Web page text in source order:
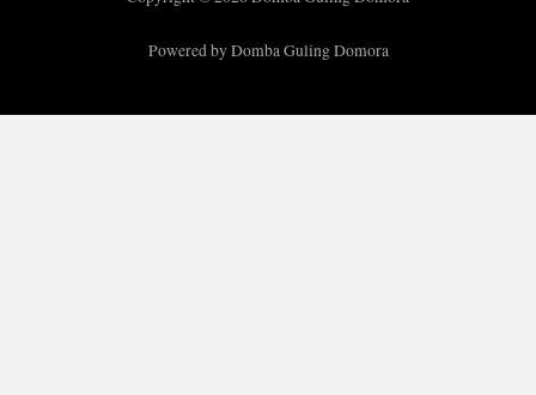
Powered by Domba Guling Domora